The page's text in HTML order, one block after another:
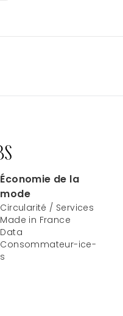
Économie de la
mode
Circularité / Services
Made in France
Data
Consommateur-ice-
s